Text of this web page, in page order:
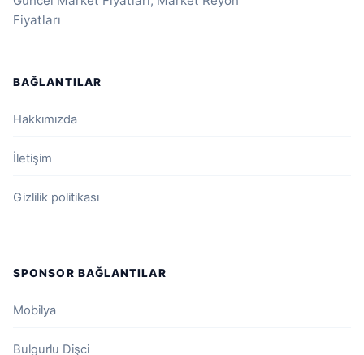
Fiyatları
BAĞLANTILAR
Hakkımızda
İletişim
Gizlilik politikası
SPONSOR BAĞLANTILAR
Mobilya
Bulgurlu Dişci